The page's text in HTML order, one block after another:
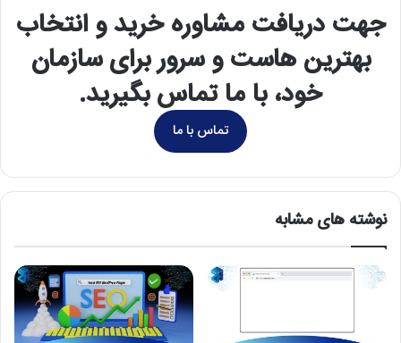
جهت دریافت مشاوره خرید و انتخاب
بهترین هاست و سرور برای سازمان
خود، با ما تماس بگیرید.
تماس با ما
نوشته های مشابه